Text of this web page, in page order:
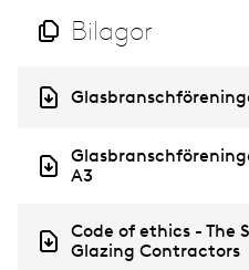
Bilagor
D
u
m
t
D
o
m
e
A3
D
o
Code of ethics - The
Glazing Contractors